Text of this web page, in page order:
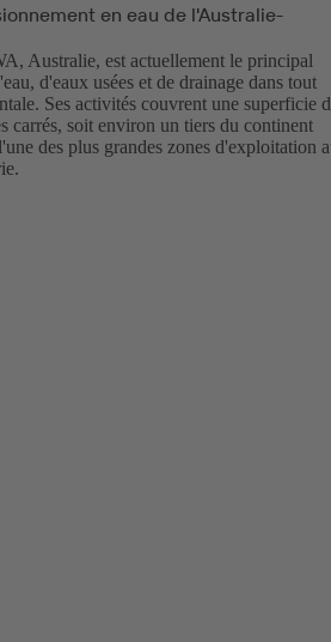
en eau de l'Australie-
Australie, est actuellement le principal
d'eaux usées et de drainage dans tout
Ses activités couvrent une superficie
carrés, soit environ un tiers du continent
des plus grandes zones d'exploitation